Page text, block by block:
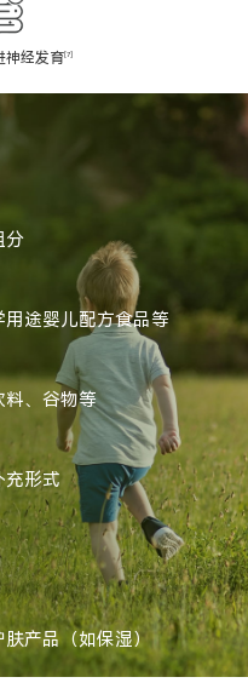
神经发育[7]
分
途婴儿配方食品等
料、谷物等
充形式
产品（如保湿）